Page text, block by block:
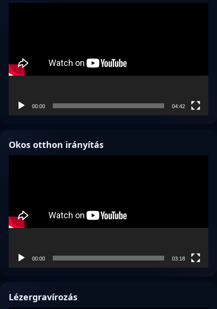
00:00 04:42
Okos otthon irányítás
00:00 03:18
Lézergravírozás